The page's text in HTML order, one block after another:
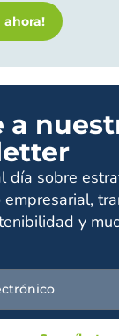
ahora!
a
día sobre
empresarial,
y